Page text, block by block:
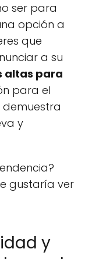
ser para
opción a
que
a su
altas para
para el
demuestra
y
gustaría ver
y